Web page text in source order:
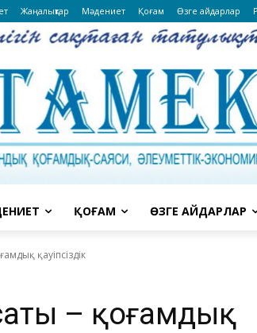
Жаңалықтар Мәдениет Қоғам Өзге айдарлар
ҚОҒАМ ӨЗГЕ АЙДАРЛАР
қауіпсіздік
– қоғамдық